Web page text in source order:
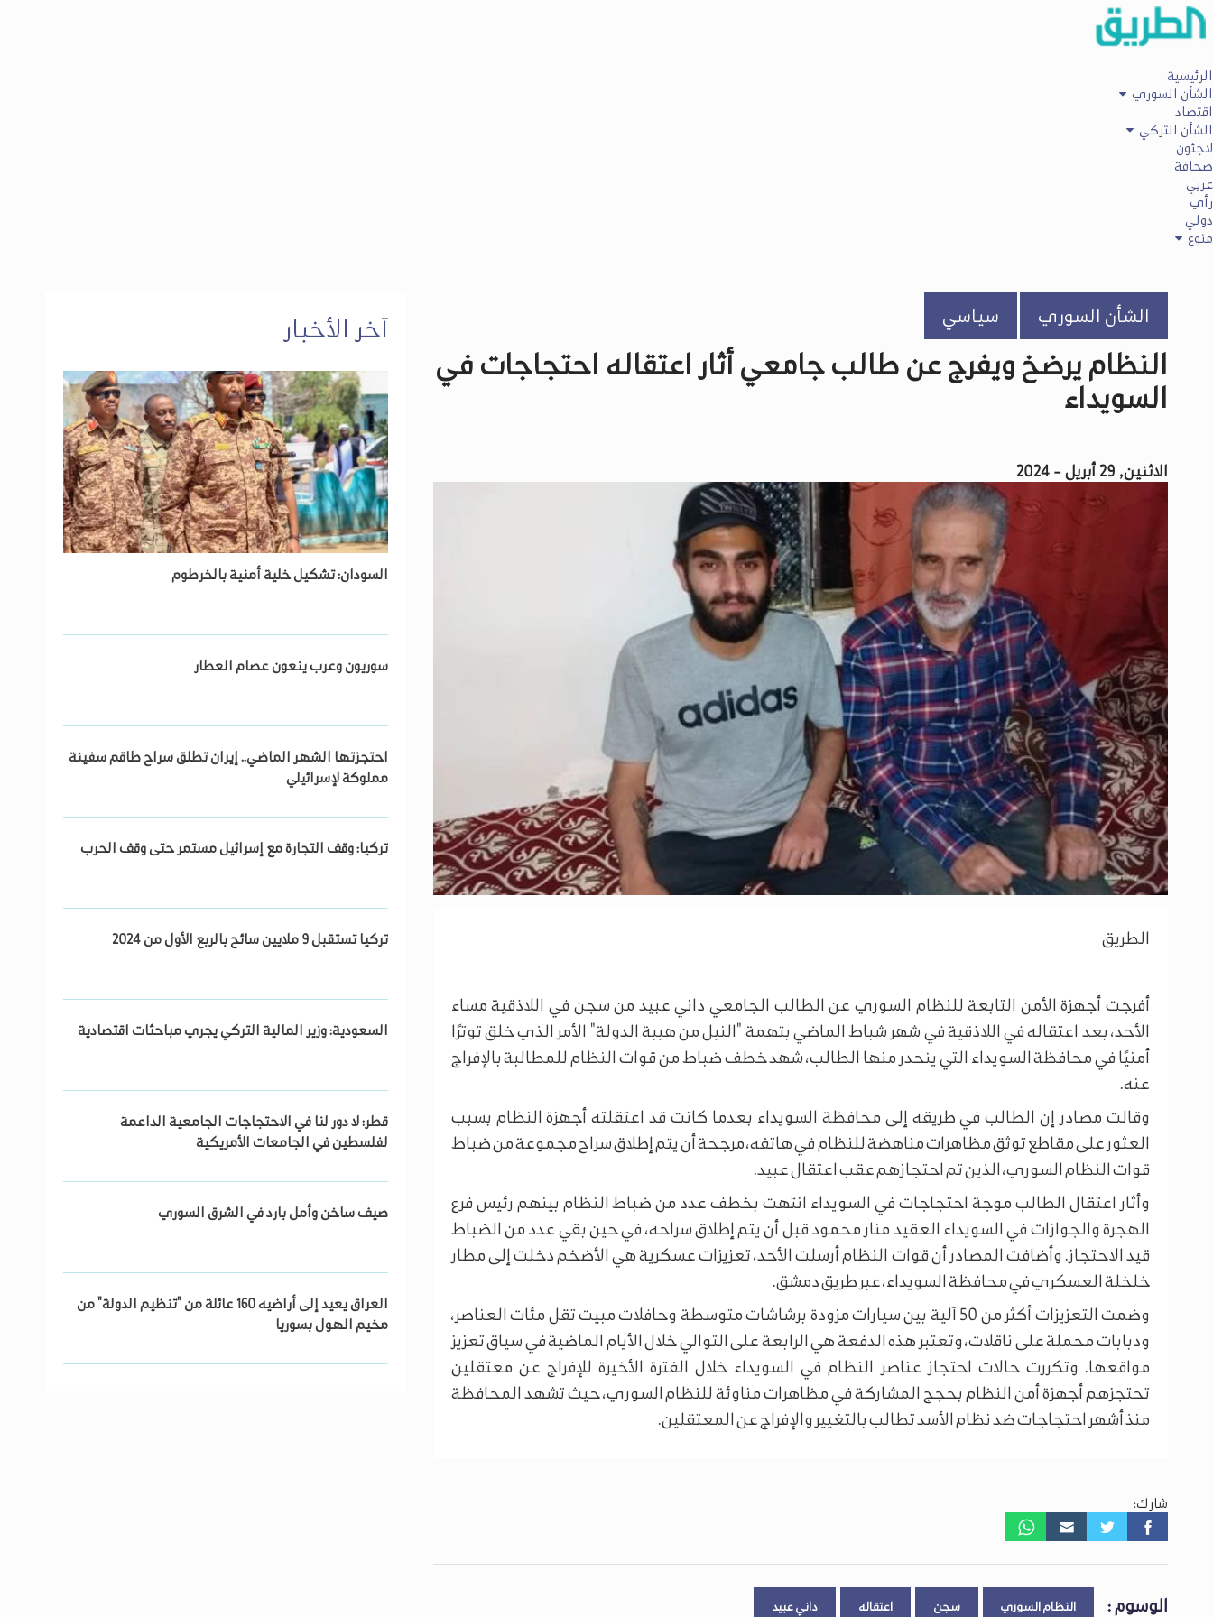
الرئيسية
الشأن السوري
اقتصاد
الشأن التركي
لاجئون
صحافة
عربي
رأي
دولي
منوع
الشأن السوري سياسي
النظام يرضخ ويفرج عن طالب جامعي أثار اعتقاله احتجاجات في
السويداء
الاثنين, 29 أبريل - 2024
الطريق
أفرجت أجهزة الأمن التابعة للنظام السوري عن الطالب الجامعي داني عبيد من سجن في اللاذقية مساء
الأحد، بعد اعتقاله في اللاذقية في شهر شباط الماضي بتهمة "النيل من هيبة الدولة" الأمر الذي خلق توترًا
أمنيًا في محافظة السويداء التي ينحدر منها الطالب، شهد خطف ضباط من قوات النظام للمطالبة بالإفراج
عنه.
وقالت مصادر إن الطالب في طريقه إلى محافظة السويداء بعدما كانت قد اعتقلته أجهزة النظام بسبب
العثور على مقاطع توثق مظاهرات مناهضة للنظام في هاتفه، مرجحة أن يتم إطلاق سراح مجموعة من ضباط
قوات النظام السوري، الذين تم احتجازهم عقب اعتقال عبيد.
وأثار اعتقال الطالب موجة احتجاجات في السويداء انتهت بخطف عدد من ضباط النظام بينهم رئيس فرع
الهجرة والجوازات في السويداء العقيد منار محمود قبل أن يتم إطلاق سراحه، في حين بقي عدد من الضباط
قيد الاحتجاز. وأضافت المصادر أن قوات النظام أرسلت الأحد، تعزيزات عسكرية هي الأضخم دخلت إلى مطار
خلخلة العسكري في محافظة السويداء، عبر طريق دمشق.
وضمت التعزيزات أكثر من 50 آلية بين سيارات مزودة برشاشات متوسطة وحافلات مبيت تقل مئات العناصر،
ودبابات محملة على ناقلات، وتعتبر هذه الدفعة هي الرابعة على التوالي خلال الأيام الماضية في سياق تعزيز
مواقعها. وتكررت حالات احتجاز عناصر النظام في السويداء خلال الفترة الأخيرة للإفراج عن معتقلين
تحتجزهم أجهزة أمن النظام بحجج المشاركة في مظاهرات مناوئة للنظام السوري، حيث تشهد المحافظة
منذ أشهر احتجاجات ضد نظام الأسد تطالب بالتغيير والإفراج عن المعتقلين.
شارك:
الوسوم : النظام السوري سجن اعتقاله داني عبيد
آخر الأخبار
السودان: تشكيل خلية أمنية بالخرطوم
سوريون وعرب ينعون عصام العطار
احتجزتها الشهر الماضي.. إيران تطلق سراح طاقم سفينة
مملوكة لإسرائيلي
تركيا: وقف التجارة مع إسرائيل مستمر حتى وقف الحرب
تركيا تستقبل 9 ملايين سائح بالربع الأول من 2024
السعودية: وزير المالية التركي يجري مباحثات اقتصادية
قطر: لا دور لنا في الاحتجاجات الجامعية الداعمة
لفلسطين في الجامعات الأمريكية
صيف ساخن وأمل بارد في الشرق السوري
العراق يعيد إلى أراضيه 160 عائلة من "تنظيم الدولة" من
مخيم الهول بسوريا